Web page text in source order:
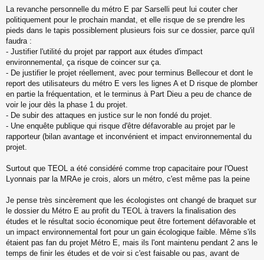
e
s
s
g
e
n
o
n
l
u
La revanche personnelle du métro E par Sarselli peut lui couter cher
politiquement pour le prochain mandat, et elle risque de se prendre les
pieds dans le tapis possiblement plusieurs fois sur ce dossier, parce qu'il
faudra :
- Justifier l'utilité du projet par rapport aux études d'impact
environnemental, ça risque de coincer sur ça.
- De justifier le projet réellement, avec pour terminus Bellecour et dont le
report des utilisateurs du métro E vers les lignes A et D risque de plomber
en partie la fréquentation, et le terminus à Part Dieu a peu de chance de
voir le jour dès la phase 1 du projet.
- De subir des attaques en justice sur le non fondé du projet.
- Une enquête publique qui risque d'être défavorable au projet par le
rapporteur (bilan avantage et inconvénient et impact environnemental du
projet.
Surtout que TEOL a été considéré comme trop capacitaire pour l'Ouest
Lyonnais par la MRAe je crois, alors un métro, c'est même pas la peine
Je pense très sincèrement que les écologistes ont changé de braquet sur
le dossier du Métro E au profit du TEOL à travers la finalisation des
études et le résultat socio économique peut être fortement défavorable et
un impact environnemental fort pour un gain écologique faible. Même s'ils
étaient pas fan du projet Métro E, mais ils l'ont maintenu pendant 2 ans le
temps de finir les études et de voir si c'est faisable ou pas, avant de